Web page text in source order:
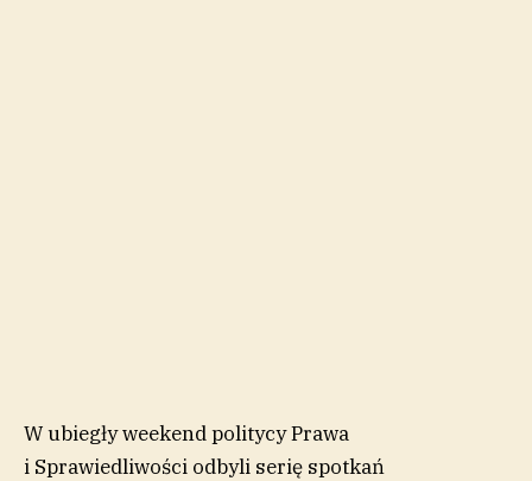
W ubiegły weekend politycy Prawa
i Sprawiedliwości odbyli serię spotkań